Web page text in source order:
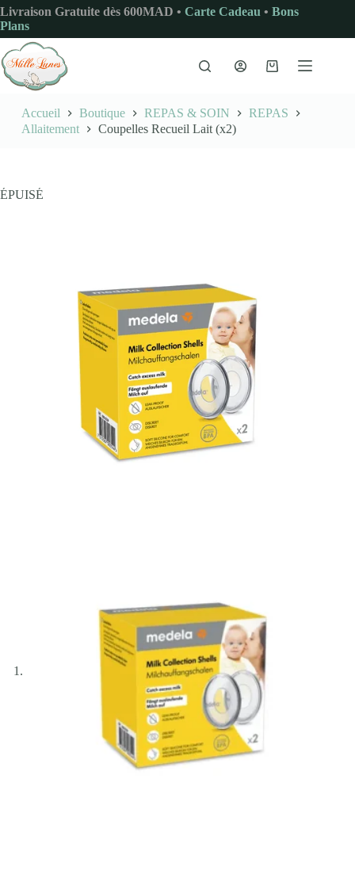
Passer
au
contenu
Livraison Gratuite dès 600MAD • Carte Cadeau • Bons
Plans
Panier
Accueil Boutique REPAS & SOIN
REPAS
Allaitement
Coupelles Recueil Lait (x2)
ÉPUISÉ